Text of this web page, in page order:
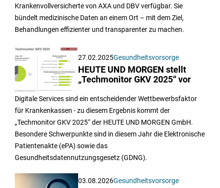
Krankenvollversicherte von AXA und DBV verfügbar. Sie
bündelt medizinische Daten an einem Ort – mit dem Ziel,
Behandlungen effizienter und transparenter zu machen.
27.02.2025Gesundheitsvorsorge
HEUTE UND MORGEN stellt
„Techmonitor GKV 2025“ vor
Digitale Services sind ein entscheidender Wettbewerbsfaktor
für Krankenkassen - zu diesem Ergebnis kommt der
„Techmonitor GKV 2025“ der HEUTE UND MORGEN GmbH.
Besondere Schwerpunkte sind in diesem Jahr die Elektronische
Patientenakte (ePA) sowie das
Gesundheitsdatennutzungsgesetz (GDNG).
03.08.2026Gesundheitsvorsorge